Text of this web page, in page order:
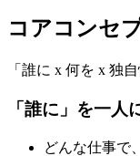
コアコンセ
「誰に x 何を x 独自
「誰に」を一人
どんな仕事で